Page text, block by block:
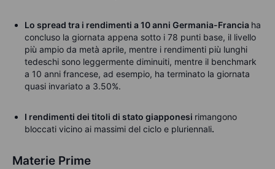
Lo spread tra i rendimenti a 10 anni Germania-Francia ha
concluso la giornata appena sotto i 78 punti base, il livello
più ampio da metà aprile, mentre i rendimenti più lunghi
tedeschi sono leggermente diminuiti, mentre il benchmark
a 10 anni francese, ad esempio, ha terminato la giornata
quasi invariato a 3.50%.
I rendimenti dei titoli di stato giapponesi rimangono
bloccati vicino ai massimi del ciclo e pluriennali.
Materie Prime